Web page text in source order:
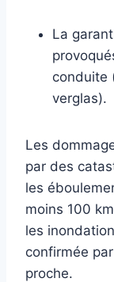
La
conduite
verglas).
Les
par des
les
moins 100
les
confirmée
proche.